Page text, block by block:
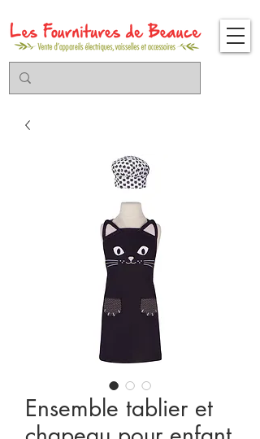
Ensemble tablier et